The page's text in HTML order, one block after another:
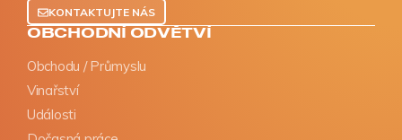
KONTAKTUJTE NÁS
OBCHODNÍ ODVĚTVÍ
Obchodu / Průmyslu
Vinařství
Události